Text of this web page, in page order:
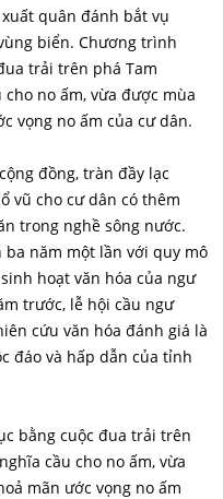
quân đánh bắt vụ
biển. Chương trình
trải trên phá Tam
no ấm, vừa được mùa
vọng no ấm của cư dân.
đồng, tràn đầy lạc
vũ cho cư dân có thêm
trong nghề sông nước.
năm một lần với quy mô
hoạt văn hóa của ngư
trước, lễ hội cầu ngư
cứu văn hóa đánh giá là
đáo và hấp dẫn của tỉnh
bằng cuộc đua trải trên
cầu cho no ấm, vừa
mãn ước vọng no ấm